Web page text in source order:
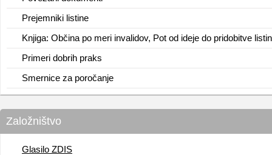
Prejemniki listine
Knjiga: Občina po meri invalidov, Pot od ideje do pridobitve
Primeri dobrih praks
Smernice za poročanje
Založništvo
Glasilo ZDIS